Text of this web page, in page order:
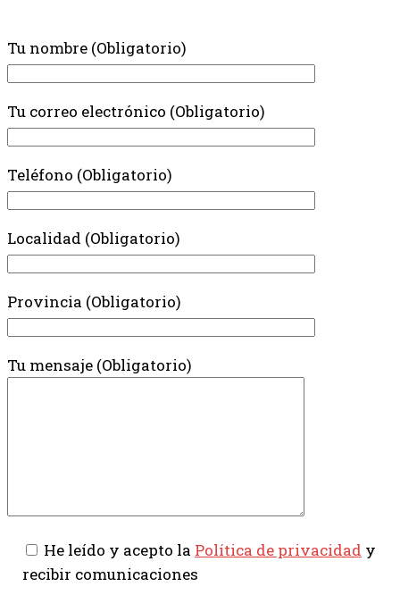
Tu nombre (Obligatorio)
Tu correo electrónico (Obligatorio)
Teléfono (Obligatorio)
Localidad (Obligatorio)
Provincia (Obligatorio)
Tu mensaje (Obligatorio)
He leído y acepto la Política de privacidad y
recibir comunicaciones